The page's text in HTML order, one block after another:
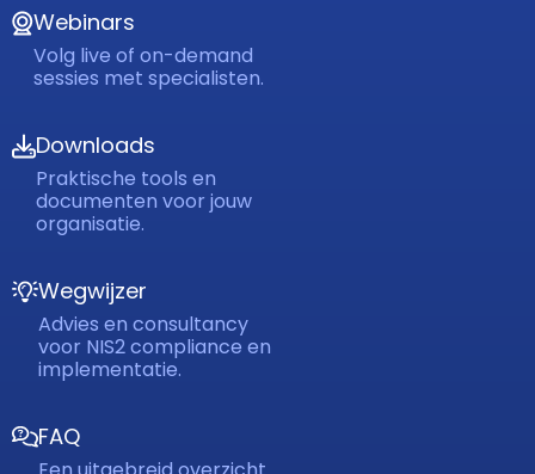
Webinars
Volg live of on-demand
sessies met specialisten.
Downloads
Praktische tools en
documenten voor jouw
organisatie.
Wegwijzer
Advies en consultancy
voor NIS2 compliance en
implementatie.
FAQ